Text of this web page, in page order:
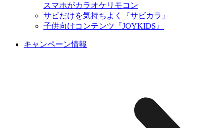
スマホがカラオケリモコン
サビだけを気持ちよく『サビカラ』
子供向けコンテンツ『JOYKIDS』
キャンペーン情報